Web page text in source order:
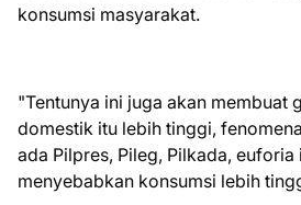
konsumsi masyarakat.
"Tentunya ini juga akan membuat
domestik itu lebih tinggi,
ada Pilpres, Pileg, Pilkada, euforia
menyebabkan konsumsi lebih